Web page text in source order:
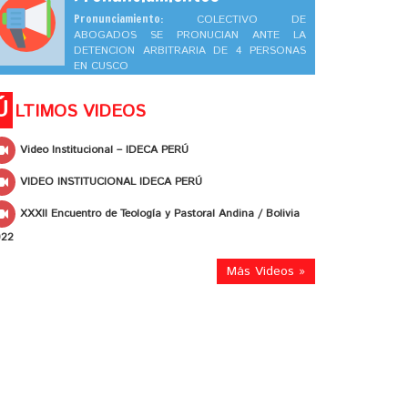
Pronunciamiento: COLECTIVO DE
ABOGADOS SE PRONUCIAN ANTE LA
DETENCION ARBITRARIA DE 4 PERSONAS
EN CUSCO
LTIMOS VIDEOS
Video Institucional – IDECA PERÚ
VIDEO INSTITUCIONAL IDECA PERÚ
XXXII Encuentro de Teología y Pastoral Andina / Bolivia
Más Videos »